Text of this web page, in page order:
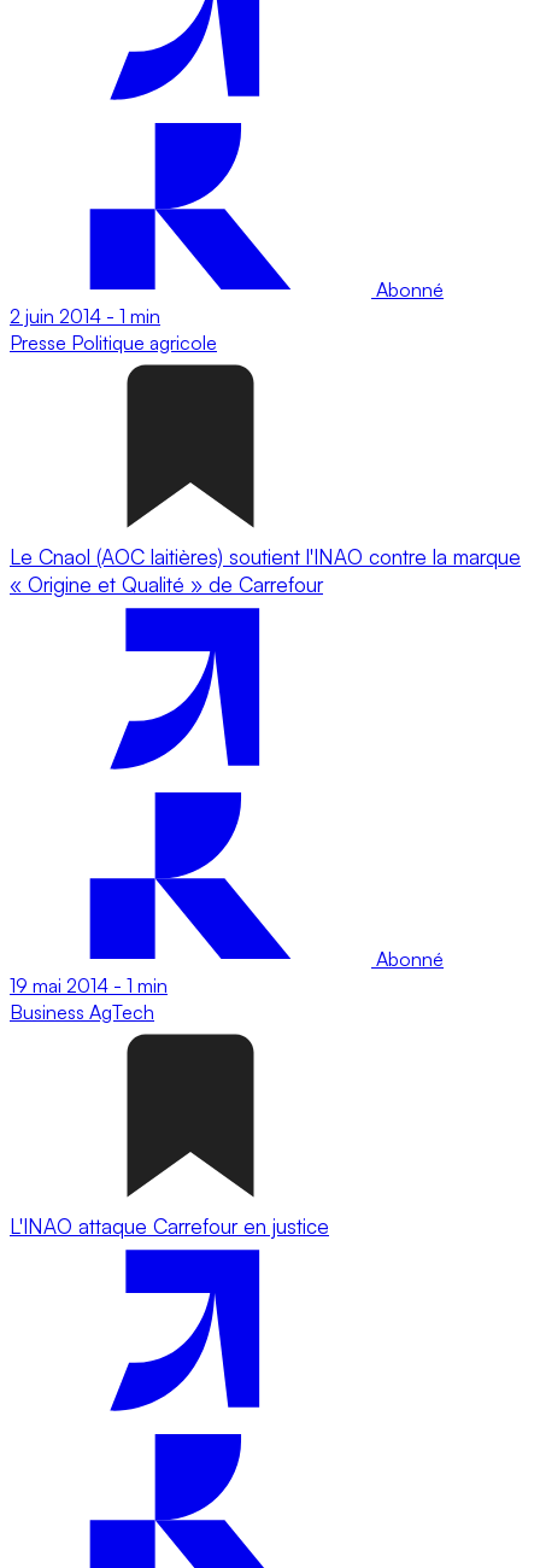
Abonné
2 juin 2014 - 1 min
Presse Politique agricole
Le Cnaol (AOC laitières) soutient l'INAO contre la marque
« Origine et Qualité » de Carrefour
Abonné
19 mai 2014 - 1 min
Business AgTech
L'INAO attaque Carrefour en justice